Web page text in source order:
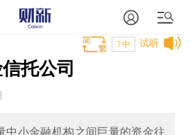
试听
T中
托公司
中小金融机构之间巨量的资金往